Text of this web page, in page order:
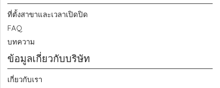
ที่ตั้งสาขาและเวลาเปิดปิด
FAQ
บทความ
ข้อมูลเกี่ยวกับบริษัท
เกี่ยวกับเรา